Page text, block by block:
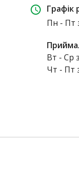
schedule Графік
Пн - Пт
Вт - Ср
Чт - Пт